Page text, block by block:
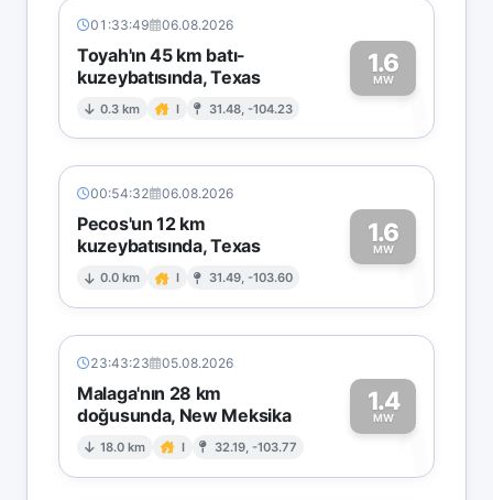
01:33:49 06.08.2026
Toyah'ın 45 km batı-
kuzeybatısında, Texas
0.3 km I 31.48, -104.23
1.6
MW1
00:54:32 06.08.2026
Pecos'un 12 km
kuzeybatısında, Texas
0.0 km I 31.49, -103.60
1.6
MW1
23:43:23 05.08.2026
Malaga'nın 28 km
doğusunda, New Meksika
18.0 km I 32.19, -103.77
1.4
MW1